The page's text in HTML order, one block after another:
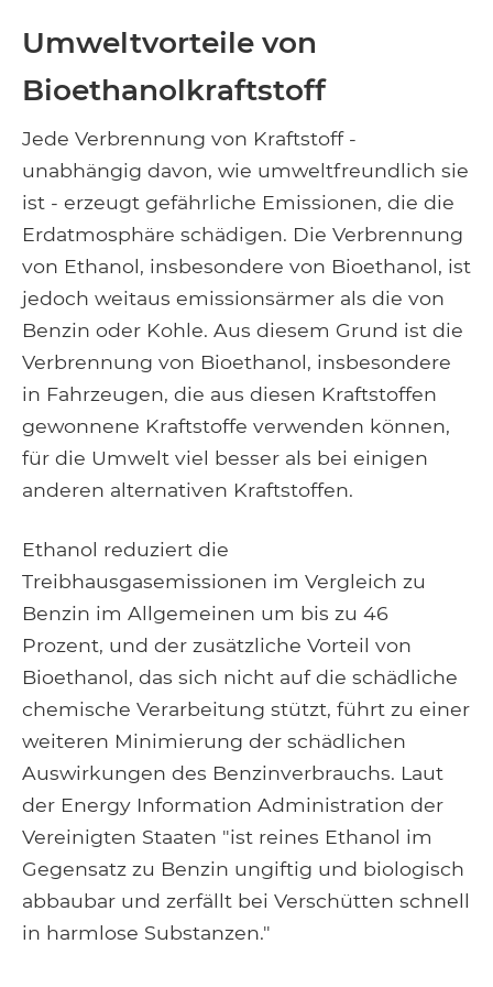
Umweltvorteile von
Bioethanolkraftstoff
Jede Verbrennung von Kraftstoff -
unabhängig davon, wie umweltfreundlich sie
ist - erzeugt gefährliche Emissionen, die die
Erdatmosphäre schädigen. Die Verbrennung
von Ethanol, insbesondere von Bioethanol, ist
jedoch weitaus emissionsärmer als die von
Benzin oder Kohle. Aus diesem Grund ist die
Verbrennung von Bioethanol, insbesondere
in Fahrzeugen, die aus diesen Kraftstoffen
gewonnene Kraftstoffe verwenden können,
für die Umwelt viel besser als bei einigen
anderen alternativen Kraftstoffen.
Ethanol reduziert die
Treibhausgasemissionen im Vergleich zu
Benzin im Allgemeinen um bis zu 46
Prozent, und der zusätzliche Vorteil von
Bioethanol, das sich nicht auf die schädliche
chemische Verarbeitung stützt, führt zu einer
weiteren Minimierung der schädlichen
Auswirkungen des Benzinverbrauchs. Laut
der Energy Information Administration der
Vereinigten Staaten "ist reines Ethanol im
Gegensatz zu Benzin ungiftig und biologisch
abbaubar und zerfällt bei Verschütten schnell
in harmlose Substanzen."